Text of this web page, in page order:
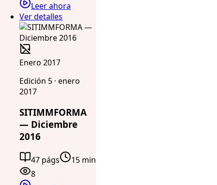
Leer ahora
Ver detalles
Enero 2017
Edición 5 · enero
2017
SITIMMFORMA
— Diciembre
2016
47 págs
15 min
8